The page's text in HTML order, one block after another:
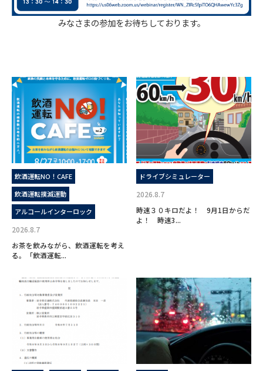
みなさまの参加をお待ちしております。
飲酒運転NO！CAFE
飲酒運転撲滅運動
アルコールインターロック
2026.8.7
お茶を飲みながら、飲酒運転を考え
る。「飲酒運転...
ドライブシミュレーター
2026.8.7
時速３０キロだよ！ 9月1日からだ
よ！ 時速3...